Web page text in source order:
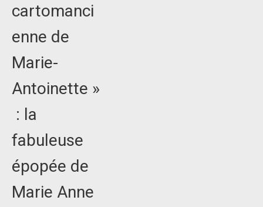
cartomanci
enne de
Marie-
Antoinette »
: la
fabuleuse
épopée de
Marie Anne